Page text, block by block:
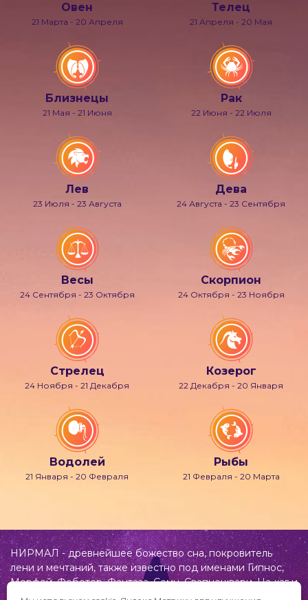
Овен
21 Марта - 20 Апреля
Телец
21 Апреля - 20 Мая
Близнецы
21 Мая - 21 Июня
Рак
22 Июня - 22 Июля
Лев
23 Июля - 23 Августа
Дева
24 Августа - 23 Сентября
Весы
24 Сентября - 23 Октября
Скорпион
24 Октября - 23 Ноября
Стрелец
24 Ноября - 21 Декабря
Козерог
22 Декабря - 20 Января
Водолей
21 Января - 20 Февраля
Рыбы
21 Февраля - 20 Марта
НИРМАЛ - древнейшее божество сна, покровитель
лени и мечтаний, также известно под именами Гипнос,
Морфей, Фобетор, Фантаза, Сомн, Свапнещвари, На-хаг и
др.